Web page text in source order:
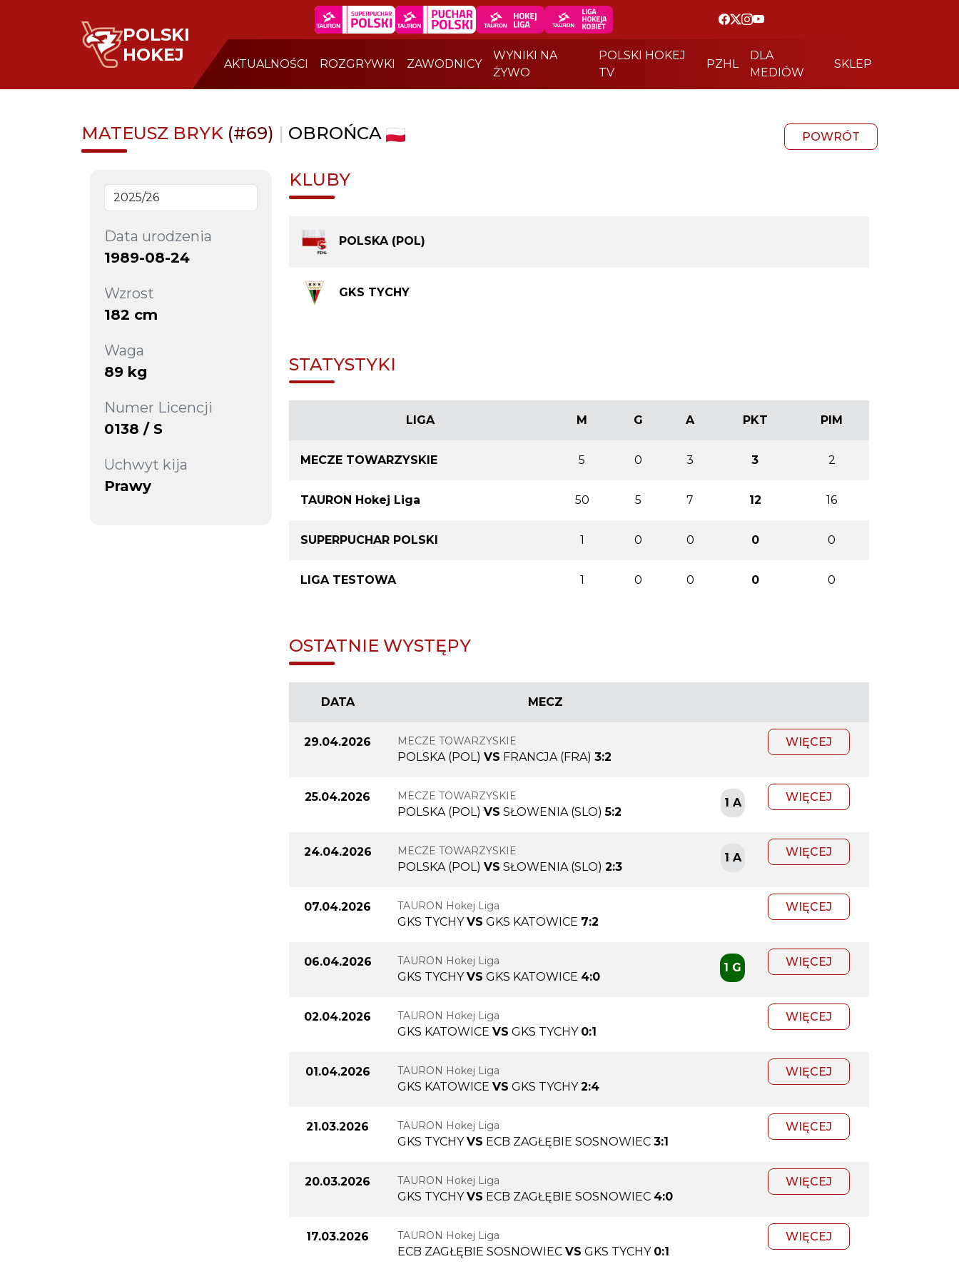
POLSKI
HOKEJ
AKTUALNOŚCI ROZGRYWKI ZAWODNICY
WYNIKI NA
ŻYWO
POLSKI HOKEJ
TV
PZHL
DLA
MEDIÓW
SKLEP
MATEUSZ BRYK (#69) | OBROŃCA POWRÓT
Data urodzenia
1989-08-24
Wzrost
182 cm
Waga
89 kg
Numer Licencji
0138 / S
Uchwyt kija
Prawy
KLUBY
POLSKA (POL)
GKS TYCHY
STATYSTYKI
LIGA M G A PKT PIM
MECZE TOWARZYSKIE 5 0 3 3 2
TAURON Hokej Liga 50 5 7 12 16
SUPERPUCHAR POLSKI 1 0 0 0 0
LIGA TESTOWA 1 0 0 0 0
OSTATNIE WYSTĘPY
DATA MECZ
29.04.2026 MECZE TOWARZYSKIE
POLSKA (POL) VS FRANCJA (FRA) 3:2
WIĘCEJ
25.04.2026 MECZE TOWARZYSKIE
POLSKA (POL) VS SŁOWENIA (SLO) 5:2
1 A WIĘCEJ
24.04.2026 MECZE TOWARZYSKIE
POLSKA (POL) VS SŁOWENIA (SLO) 2:3
1 A WIĘCEJ
07.04.2026 TAURON Hokej Liga
GKS TYCHY VS GKS KATOWICE 7:2
WIĘCEJ
06.04.2026 TAURON Hokej Liga
GKS TYCHY VS GKS KATOWICE 4:0
1 G WIĘCEJ
02.04.2026 TAURON Hokej Liga
GKS KATOWICE VS GKS TYCHY 0:1
WIĘCEJ
01.04.2026 TAURON Hokej Liga
GKS KATOWICE VS GKS TYCHY 2:4
WIĘCEJ
21.03.2026 TAURON Hokej Liga
GKS TYCHY VS ECB ZAGŁĘBIE SOSNOWIEC 3:1
WIĘCEJ
20.03.2026 TAURON Hokej Liga
GKS TYCHY VS ECB ZAGŁĘBIE SOSNOWIEC 4:0
WIĘCEJ
17.03.2026 TAURON Hokej Liga
ECB ZAGŁĘBIE SOSNOWIEC VS GKS TYCHY 0:1
WIĘCEJ